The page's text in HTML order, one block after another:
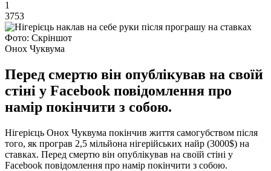
1
3753
Фото: Скріншот
Онох Чуквума
Перед смертю він опублікував на своїй
стіні у Facebook повідомлення про
намір покінчити з собою.
Нігерієць Онох Чуквума покінчив життя самогубством після
того, як програв 2,5 мільйона нігерійських найр (3000$) на
ставках. Перед смертю він опублікував на своїй стіні у
Facebook повідомлення про намір покінчити з собою.